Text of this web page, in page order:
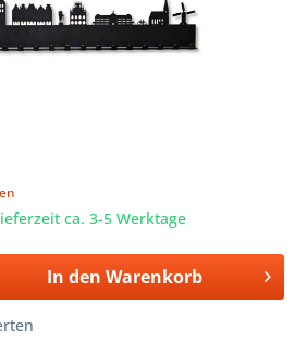
ca. 3-5 Werktage
In den Warenkorb